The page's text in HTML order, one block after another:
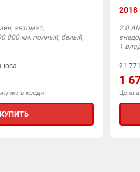
автомат,
000 км, полный, белый,
в кредит
КУПИТЬ
2018
2.0
1
21
1
Цена